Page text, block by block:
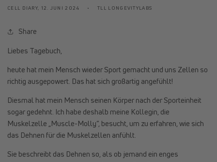
CELL DIARY, 12. JUNI 2024 TLL LONGEVITYLABS
Share
Liebes Tagebuch,
heute hat mein Mensch wieder Sport gemacht und uns Zellen so
richtig ausgepowert. Das hat sich großartig angefühlt!
Diesmal hat mein Mensch seinen Körper nach der Sporteinheit
sogar gedehnt. Ich habe deshalb meine Kollegin, die
Muskelzelle „Muscle-Molly“, besucht, um zu erfahren, wie sich
das Dehnen für die Muskelzellen anfühlt.
Sie beschreibt das Dehnen so, als ob jemand ein enges